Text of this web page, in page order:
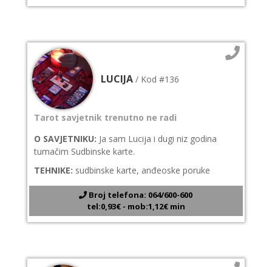
LUCIJA / Kod #136
Tarot savjetnik trenutno ne radi
O SAVJETNIKU: Ja sam Lucija i dugi niz godina
tumačim Sudbinske karte.
TEHNIKE: sudbinske karte, anđeoske poruke
Broj telefona: 064/600-600
tel:0,93€ - mob:1,12€ min